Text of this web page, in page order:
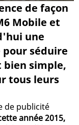
de façon
Mobile et
une
séduire
bien simple,
tous leurs
de publicité
année 2015,